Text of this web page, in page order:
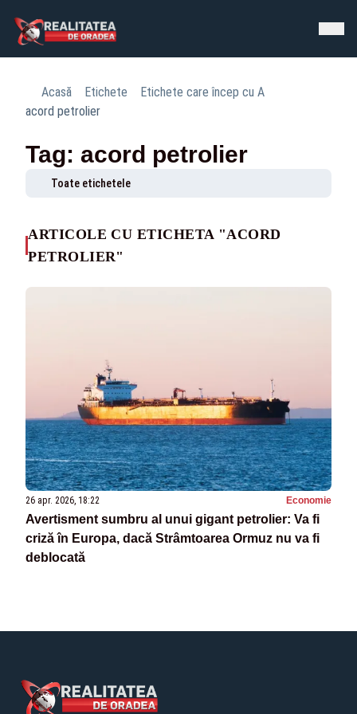
Acasă Etichete
Etichete care încep cu A
acord petrolier
Tag: acord petrolier
Toate etichetele
ARTICOLE CU ETICHETA "ACORD
PETROLIER"
26 apr. 2026, 18:22 Economie
Avertisment sumbru al unui gigant petrolier: Va fi
criză în Europa, dacă Strâmtoarea Ormuz nu va fi
deblocată